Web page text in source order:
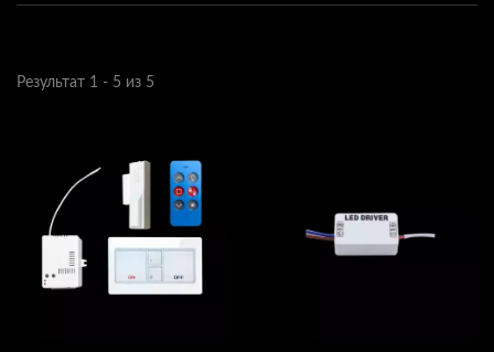
Результат 1 - 5 из 5